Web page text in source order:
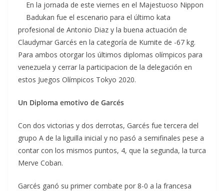
En la jornada de este viernes en el Majestuoso Nippon
Badukan fue el escenario para el último kata
profesional de Antonio Diaz y la buena actuación de
Claudymar Garcés en la categoría de Kumite de -67 kg.
Para ambos otorgar los últimos diplomas olímpicos para
venezuela y cerrar la participacion de la delegación en
estos Juegos Olímpicos Tokyo 2020.
Un Diploma emotivo de Garcés
Con dos victorias y dos derrotas, Garcés fue tercera del
grupo A de la liguilla inicial y no pasó a semifinales pese a
contar con los mismos puntos, 4, que la segunda, la turca
Merve Coban.
Garcés ganó su primer combate por 8-0 a la francesa